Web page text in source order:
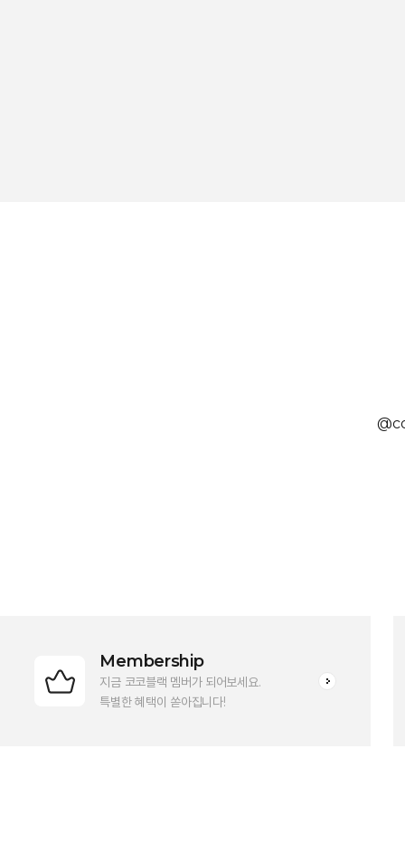
Membership
지금 코코블랙 멤버가 되어보세요.
특별한 혜택이 쏟아집니다!